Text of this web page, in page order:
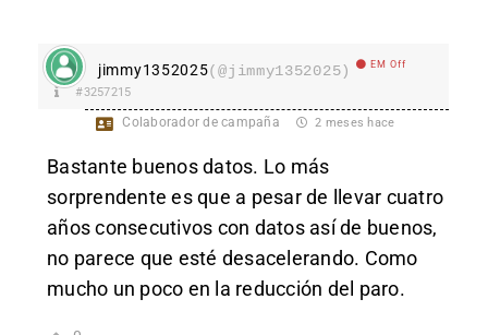
jimmy1352025(@jimmy1352025) EM Off
#3257215
Colaborador de campaña 2 meses hace
Bastante buenos datos. Lo más
sorprendente es que a pesar de llevar cuatro
años consecutivos con datos así de buenos,
no parece que esté desacelerando. Como
mucho un poco en la reducción del paro.